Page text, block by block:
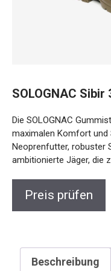
SOLOGNAC
Die SOLOGNAC
maximalen Komfort
Neoprenfutter, robuster
ambitionierte Jäger, die
Preis prüfen
Beschreibung